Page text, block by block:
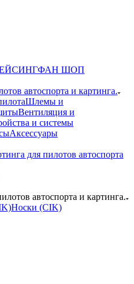
ФАН ШОП
автоспорта и картинга.
Шлемы и
Вентиляция и
и системы
Аксессуары
для пилотов автоспорта
автоспорта и картинга.
Носки (CIK)